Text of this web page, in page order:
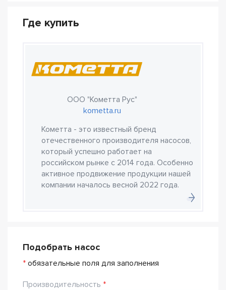
Где купить
ООО "Кометта Рус"
kometta.ru
Кометта - это известный бренд
отечественного производителя насосов,
который успешно работает на
российском рынке с 2014 года. Особенно
активное продвижение продукции нашей
компании началось весной 2022 года.
Подобрать насос
* обязательные поля для заполнения
Производительность